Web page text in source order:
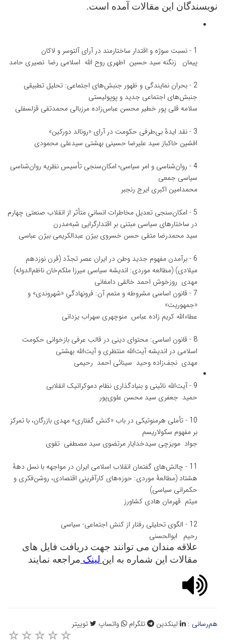
نویسندگان این مقالات آمده است.
1
-نسبت سوژه و اقتدار ساختارمند در آرای آلتوسر و لاکان
پیمان زنگنه سید حسین اطهری روح الله اسلامی رضا نصیری حامد
2
-بحران نمایندگی و ظهور جنبش‌های اجتماعی: تحلیل تطبیقی
جنبش‌های اجتماعی جدید و پوپولیستی
سلامه قلی پور خطیر محسن عباس‌زاده مرزبالی محمدتقی قزلسفلی
3
-نقد ایدۀ بی‌طرفی حکومت در آرای «رونالد دورکین»
افشین خاکباز سید علیرضا حسینی بهشتی سیدعلی محمودی
4
- روان‌شناسی و امر سیاسی؛ امکان‌سنجی تأسیس نظریه روان‌شناسی
سیاسی جمعی
محمدامین اکبری ایرج رنجبر
5
- امکان‌سنجی تعدیل مخاطرات انسانیِ متأثر از انقلاب صنعتی چهارم
در ساختارهای سیاسی مبتنی بر اقتدارگرایی شبه‌مدرن
سید محمدرضا متقی حسن خسروی بیژن عبدالکریمی بیژن عباسی
6
-برآمدن مفهوم جدید وطن در ایران عصر تجدّد (قرن نوزدهم
میلادی) (مطالعه موردی: اندیشه سیاسی میرزا ملکم‌خان ناظم‌الدوله)
مهدی روزخوش احمد خالقی دامغانی
7
- قانون اساسی مشروطه و متمم آن: فرونهادگیِ «شهروندی» و
«جمهوریت»
عطاءالله کریم زاده عباس منوچهری سهراب یزدانی
8
- قانون اساسی: محتوای دینی در قالب عرفی بازخوانی حکومت
اسلامی در اندیشه آیت‌الله منتظری و آیت‌الله بهشتی
مهدی نجف‌زاده وحید سینائی احمد رحیمی
9
-آیت‌الله نائینی و بنیادگذاری نظام دموکراتیک انقلابی
حمید جعفری سید محسن علوی‌پور
10
-تأملی هرمنوتیکی در باب «کنش گفتاری» مهدی بازرگان، با تمرکز
بر مفهوم سکولاریسم
جواد مویزچی سیدخدایار مرتضوی سید مصطفی تقوی
11
- چالش‌های گفتمان انقلاب اسلامی ایران در مواجهه با نسل دهۀ
هشتاد (مطالعۀ موردی: حوزه‌های کارآفرینیِ اقتصادی، روشن‌فکری و
حکمرانی سیاسی)
میثم قهرمان هادی کشاورز
12
- الگوی تحلیلی رفتار از کنش اجتماعی- سیاسی
رحیم ابوالحسنی
علاقه مندان می توانند جهت دریافت فایل های
مقالات این شماره به این لینک مراجعه نمایند
هم‌رسانی : لینکدین تلگرام واتساپ توییتر